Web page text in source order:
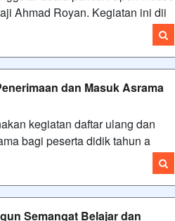
Ahmad Royan. Kegiatan ini dii
dan Masuk Asrama
kegiatan daftar ulang dan
bagi peserta didik tahun a
Semangat Belajar dan